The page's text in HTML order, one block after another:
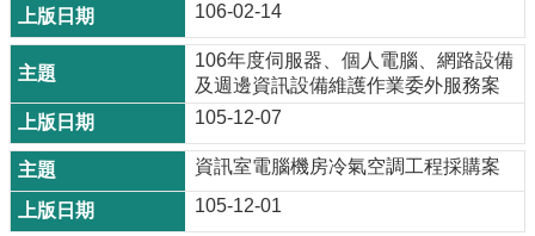
106-02-14
106年度伺服器、個人電腦、網路設備
及週邊資訊設備維護作業委外服務案
105-12-07
資訊室電腦機房冷氣空調工程採購案
105-12-01